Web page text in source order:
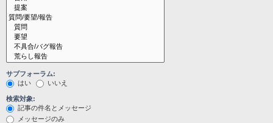
サブフォーラム:
はい
いいえ
検索対象:
記事の件名とメッセージ
メッセージのみ